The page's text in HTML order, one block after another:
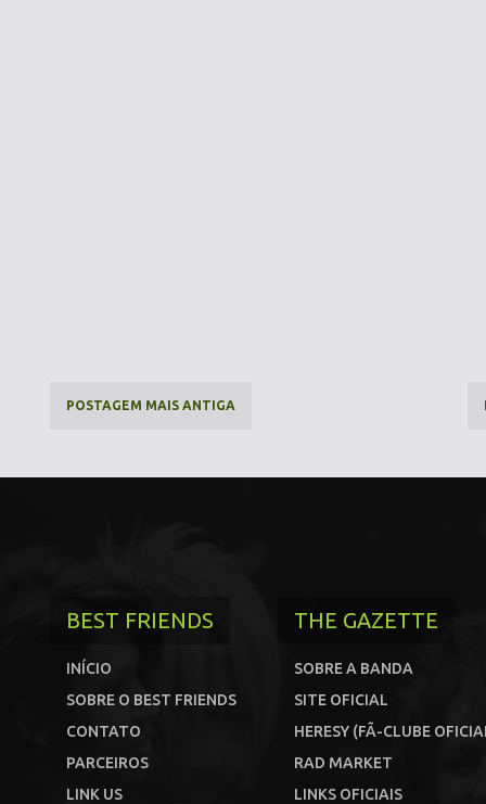
POSTAGEM MAIS ANTIGA
BEST FRIENDS
INÍCIO
SOBRE O BEST FRIENDS
CONTATO
PARCEIROS
LINK US
THE GAZETTE
SOBRE A BANDA
SITE OFICIAL
HERESY (FÃ-CLUBE
RAD MARKET
LINKS OFICIAIS